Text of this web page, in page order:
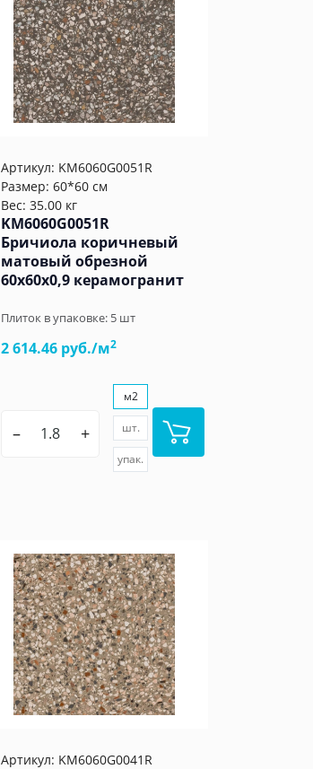
Артикул: KM6060G0051R
Размер: 60*60 см
Вес: 35.00 кг
KM6060G0051R
Бричиола коричневый
матовый обрезной
60x60x0,9 керамогранит
Плиток в упаковке: 5 шт
2 614.46 руб./м2
– +
м2
шт.
упак.
Артикул: KM6060G0041R